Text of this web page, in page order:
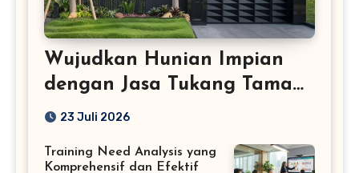
Wujudkan Hunian Impian
dengan Jasa Tukang Taman
Profesional
23 Juli 2026
Training Need Analysis yang
Komprehensif dan Efektif